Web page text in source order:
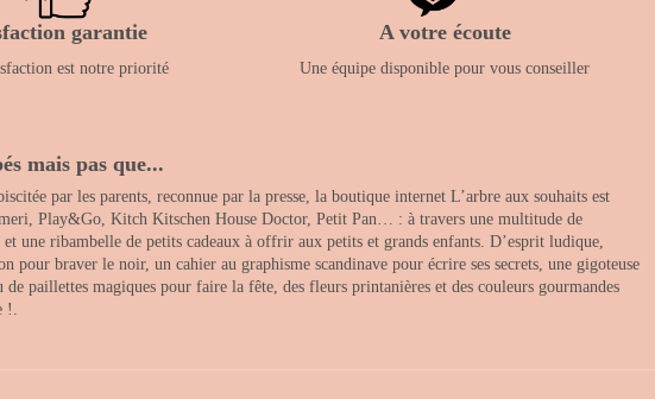
garantie
est notre priorité
A votre écoute
Une équipe disponible pour vous conseiller
mais pas que...
par les parents, reconnue par la presse, la boutique internet L’arbre aux souhaits est
Play&Go, Kitch Kitschen House Doctor, Petit Pan… : à travers une multitude de
une ribambelle de petits cadeaux à offrir aux petits et grands enfants. D’esprit ludique,
braver le noir, un cahier au graphisme scandinave pour écrire ses secrets, une gigoteuse
paillettes magiques pour faire la fête, des fleurs printanières et des couleurs gourmandes
!.